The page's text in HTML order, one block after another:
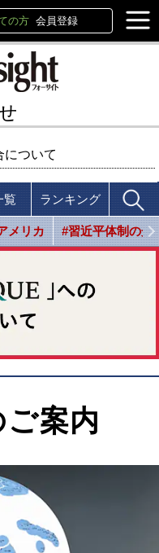
の方 会員登録
について
覧 ランキング
メリカ #習近平体制の光
案内